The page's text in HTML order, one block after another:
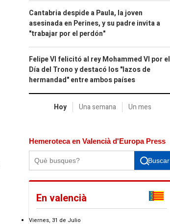
Cantabria despide a Paula, la joven
asesinada en Perines, y su padre invita a
"trabajar por el perdón"
Felipe VI felicitó al rey Mohammed VI por el
Día del Trono y destacó los "lazos de
hermandad" entre ambos países
Hoy Una semana Un mes
Hemeroteca en Valencià d'Europa Press
Buscar
En valencià
Viernes, 31 de Julio